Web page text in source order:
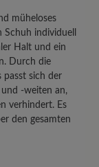
müheloses
individuell
Halt und ein
Durch die
passt sich der
-weiten an,
verhindert. Es
den gesamten